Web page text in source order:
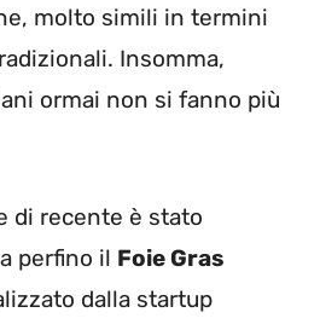
molto simili in termini
Insomma,
ormai non si fanno più
di recente è stato
perfino il Foie Gras
dalla startup